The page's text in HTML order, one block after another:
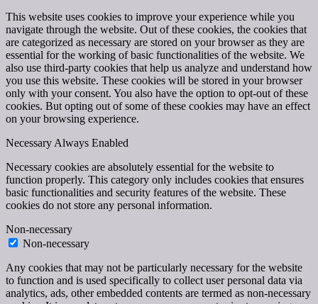
This website uses cookies to improve your experience while you
navigate through the website. Out of these cookies, the cookies that
are categorized as necessary are stored on your browser as they are
essential for the working of basic functionalities of the website. We
also use third-party cookies that help us analyze and understand how
you use this website. These cookies will be stored in your browser
only with your consent. You also have the option to opt-out of these
cookies. But opting out of some of these cookies may have an effect
on your browsing experience.
Necessary Always Enabled
Necessary cookies are absolutely essential for the website to
function properly. This category only includes cookies that ensures
basic functionalities and security features of the website. These
cookies do not store any personal information.
Non-necessary
Non-necessary
Any cookies that may not be particularly necessary for the website
to function and is used specifically to collect user personal data via
analytics, ads, other embedded contents are termed as non-necessary